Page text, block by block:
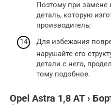
Поэтому при замене
деталь, которую
производитель;
Для избежания
нарушайте его
детали с него,
тому подобное.
Opel Astra 1,8 АТ ›